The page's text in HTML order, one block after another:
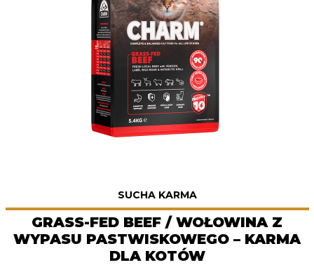
SUCHA KARMA
GRASS-FED BEEF / WOŁOWINA Z
WYPASU PASTWISKOWEGO – KARMA
DLA KOTÓW